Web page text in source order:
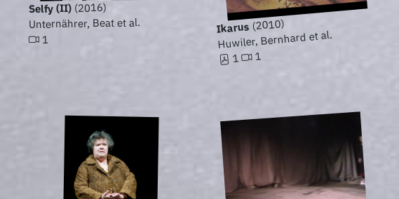
Selfy (II)(2016)
Unternährer, Beat et al.
1
Ikarus (2010)
Huwiler, Bernhard et al.
1 1